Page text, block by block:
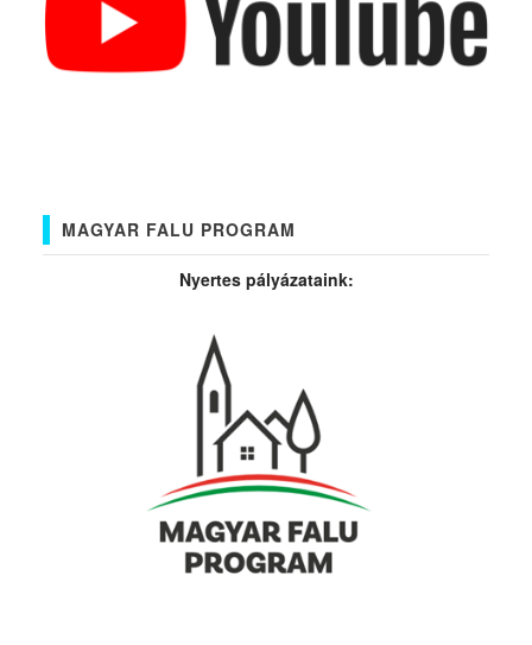
MAGYAR FALU PROGRAM
Nyertes pályázataink: